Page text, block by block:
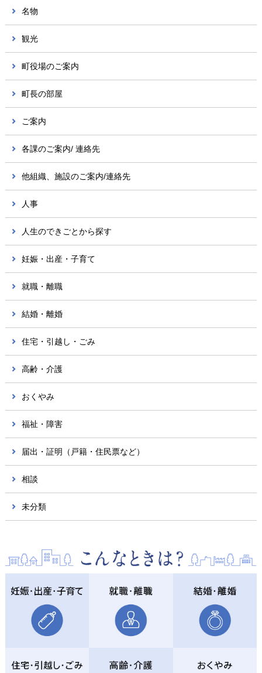
名物
観光
町役場のご案内
町長の部屋
ご案内
各課のご案内/ 連絡先
他組織、施設のご案内/連絡先
人事
人生のできごとから探す
妊娠・出産・子育て
就職・離職
結婚・離婚
住宅・引越し・ごみ
高齢・介護
おくやみ
福祉・障害
届出・証明（戸籍・住民票など）
相談
未分類